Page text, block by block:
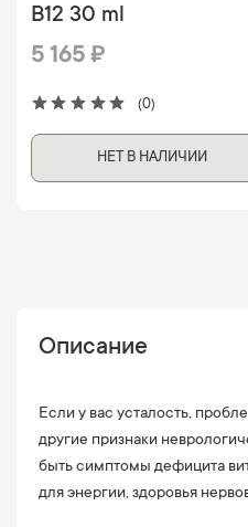
(0)
B12 30 ml
5 165 ₽
НЕТ В НАЛИЧИИ
Описание
Если у вас усталость,
другие признаки
быть симптомы дефицита
для энергии, здоровья